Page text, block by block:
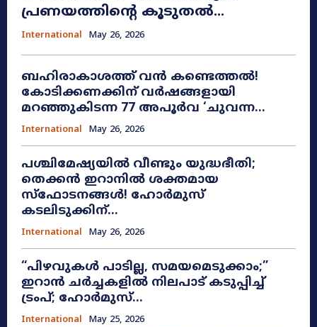
പ്രണയത്തിന്റെ കൂടുതൽ...
International May 26, 2026
ബഹിരാകാശത്ത് വൻ കണ്ടെത്തൽ!
കോടിക്കണക്കിന് വർഷങ്ങളായി
മറഞ്ഞുകിടന്ന 77 അപൂർവ ‘ചുവന്ന...
International May 26, 2026
പശ്ചിമേഷ്യയിൽ വീണ്ടും യുദ്ധഭീതി;
തെക്കൻ ഇറാനിൽ ശക്തമായ
സ്ഫോടനങ്ങൾ! ഹോർമുസ്
കടലിടുക്കിന്...
International May 26, 2026
​“പിഴവുകൾ പാടില്ല, സമയമെടുക്കാം;”
ഇറാൻ ചർച്ചകളിൽ നിലപാട് കടുപ്പിച്ച്
ട്രംപ്; ഹോർമുസ്...
International May 25, 2026